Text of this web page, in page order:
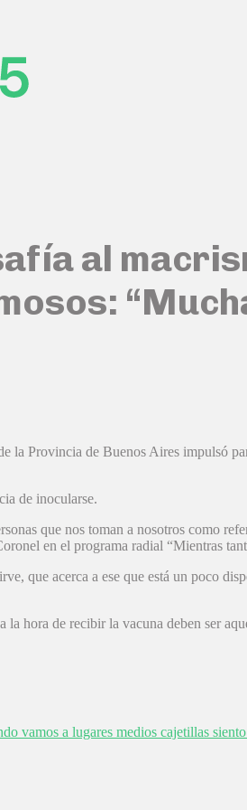
al
la Provincia de Buenos Aires impulsó
de inocularse.
que nos toman a nosotros como
en el programa radial “Mientras
que acerca a ese que está un poco
hora de recibir la vacuna deben ser
vamos a lugares medios cajetillas